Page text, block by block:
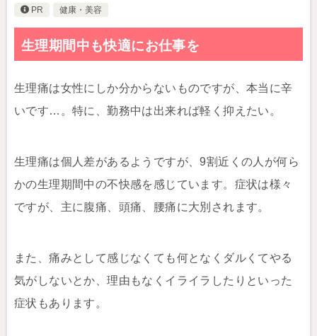
PR 健康・美容
生理期間中も快適にお仕事を
生理痛は女性にしか分からないものですが、本当に辛
いです…。特に、勤務中は出来れば軽く抑えたい。
生理痛は個人差があるようですが、9割近くの人が何ら
かの生理期間中の不快感を感じています。症状は様々
ですが、主に腹痛、頭痛、腰痛に大別されます。
また、痛みとして感じなくても何となくダルくてやる
気がしないとか、理由もなくイライラしたりといった
症状もあります。